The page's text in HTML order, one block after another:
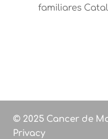
familiares
© 2025 Cancer de
Privacy